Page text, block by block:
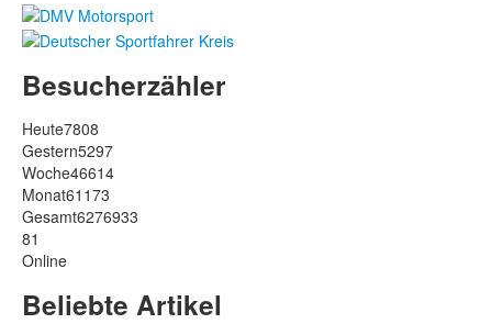
Besucherzähler
Heute7808
Gestern5297
Woche46614
Monat61173
Gesamt6276933
81
Online
Beliebte Artikel